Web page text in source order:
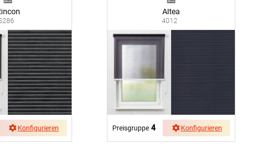
Konfigurieren
Altea
4012
Preisgruppe 4 Konfigurieren